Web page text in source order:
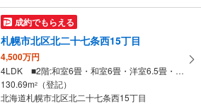
成約でもらえる
札幌市北区北二十七条西15丁目
4,500万円
4LDK ■2階:和室6畳・和室6畳・洋室6.5畳・洋室6畳・LDK16畳
130.69m2
（登記）
北海道札幌市北区北二十七条西15丁目